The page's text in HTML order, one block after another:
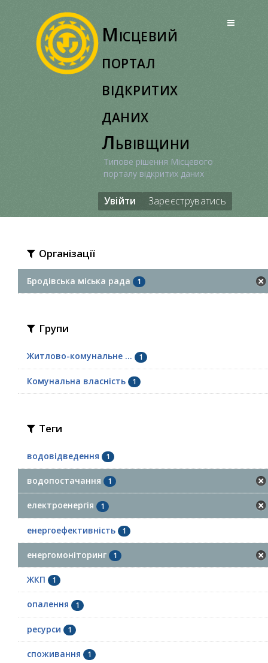
Місцевий
портал
відкритих
даних
Львівщини
Типове рішення Місцевого
порталу відкритих даних
Увійти Зареєструватись
Організації
Бродівська міська рада 1
Групи
Житлово-комунальне ... 1
Комунальна власність 1
Теги
водовідведення 1
водопостачання 1
електроенергія 1
енергоефективність 1
енергомоніторинг 1
ЖКП 1
опалення 1
ресурси 1
споживання 1